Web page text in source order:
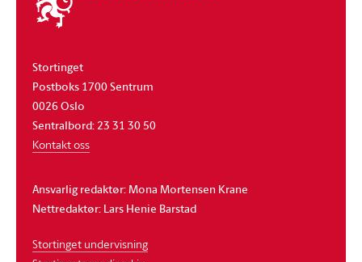
stortinget
Stortinget
Postboks 1700 Sentrum
0026 Oslo
Sentralbord: 23 31 30 50
Kontakt oss
Ansvarlig redaktør: Mona Mortensen Krane
Nettredaktør: Lars Henie Barstad
Stortinget undervisning